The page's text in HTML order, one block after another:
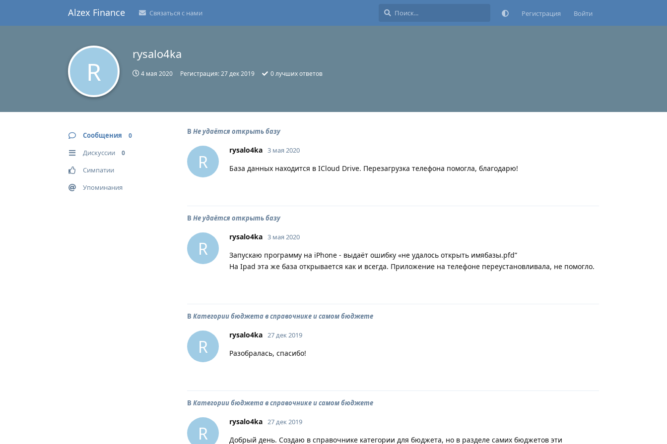
Alzex Finance Связаться с нами Регистрация Войти
R
rysalo4ka
4 мая 2020 Регистрация:27 дек 2019 0лучших ответов
Сообщения 0
Дискуссии 0
Симпатии
Упоминания
В Не удаётся открыть базу
R
rysalo4ka 3 мая 2020
База данных находится в ICloud Drive. Перезагрузка телефона помогла, благодарю!
В Не удаётся открыть базу
R
rysalo4ka 3 мая 2020
Запускаю программу на iPhone - выдаёт ошибку «не удалось открыть имябазы.pfd”
На Ipad эта же база открывается как и всегда. Приложение на телефоне переустановливала, не помогло.
В Категории бюджета в справочнике и самом бюджете
R
rysalo4ka 27 дек 2019
Разобралась, спасибо!
В Категории бюджета в справочнике и самом бюджете
R
rysalo4ka 27 дек 2019
Добрый день. Создаю в справочнике категории для бюджета, но в разделе самих бюджетов эти